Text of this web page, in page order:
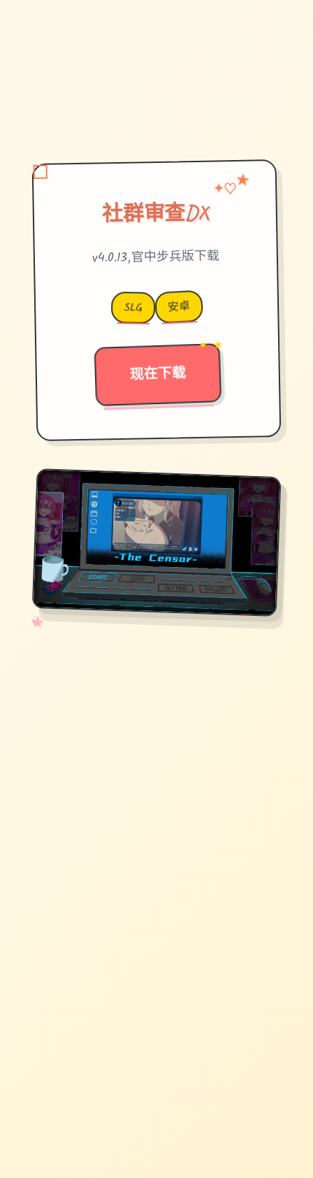
社群审查DX
✦♡★
v4.0.13,官中步兵版下载
SLG 安卓
现在下载
→
✦ ★
✧
♡
★
♥